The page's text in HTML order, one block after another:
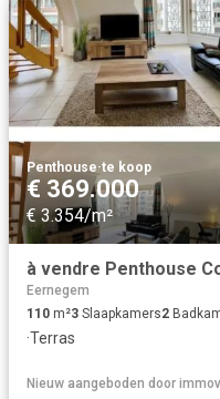
Penthouse·te koop
€ 369.000
€ 3.354/m²
à vendre Penthouse
Eernegem
110 m²3 Slaapkamers2
·Terras
Nieuw aangeboden door